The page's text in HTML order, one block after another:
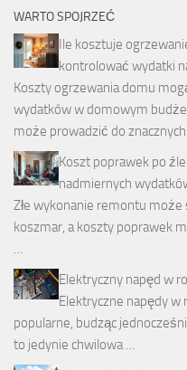
WARTO SPOJRZEĆ
Ile kosztuje
kontrolować wydatki
Koszty ogrzewania domu
wydatków w domowym
może prowadzić do
Koszt poprawek po
nadmiernych
Złe wykonanie remontu
koszmar, a koszty poprawek
…
Elektryczny napęd w
Elektryczne napędy w
popularne, budząc
to jedynie chwilowa …